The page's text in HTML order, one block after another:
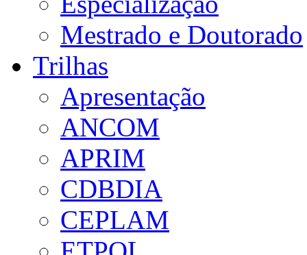
Mestrado e Doutorado
Trilhas
Apresentação
ANCOM
APRIM
CDBDIA
CEPLAM